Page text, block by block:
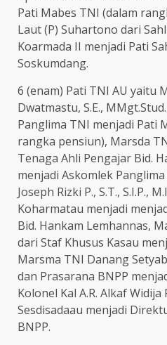
Pati Mabes TNI (dalam
Laut (P) Suhartono dari
Koarmada II menjadi Pati
Soskumdang.
6 (enam) Pati TNI AU yaitu
Dwatmastu, S.E.,
Panglima TNI menjadi Pati
rangka pensiun), Marsda
Tenaga Ahli Pengajar Bid.
menjadi Askomlek
Joseph Rizki P., S.T., S.I.P.,
Koharmatau menjadi
Bid. Hankam Lemhannas,
dari Staf Khusus Kasau
Marsma TNI Danang
dan Prasarana BNPP
Kolonel Kal A.R. Alkaf Widija
Sesdisadaau menjadi
BNPP.